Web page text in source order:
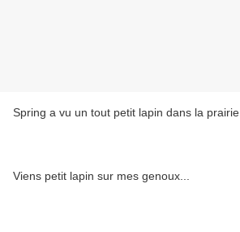
Spring a vu un tout petit lapin dans la prairie.
Viens petit lapin sur mes genoux...